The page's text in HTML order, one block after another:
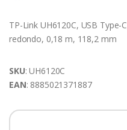
TP-Link UH6120C, USB Type-
redondo, 0,18 m, 118,2 mm
SKU: UH6120C
EAN: 8885021371887